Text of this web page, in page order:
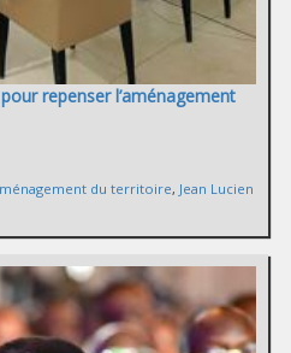
repenser l’aménagement
du territoire, Jean Lucien